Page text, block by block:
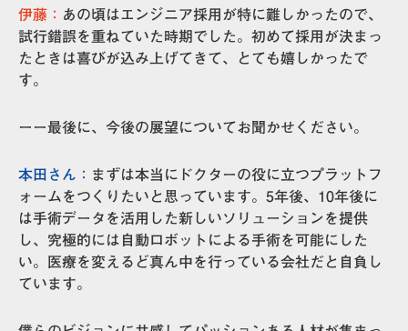
伊藤： あの頃はエンジニア採用が特に難しかったので、
試行錯誤を重ねていた時期でした。初めて採用が決まっ
たときは喜びが込み上げてきて、とても嬉しかったで
す。
ーー最後に、今後の展望についてお聞かせください。
本田さん： まずは本当にドクターの役に立つプラットフ
ォームをつくりたいと思っています。5年後、10年後に
は手術データを活用した新しいソリューションを提供
し、究極的には自動ロボットによる手術を可能にした
い。医療を変えるど真ん中を行っている会社だと自負し
ています。